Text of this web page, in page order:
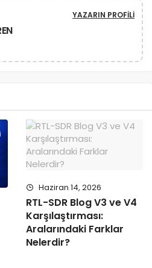
YAZARIN PROFILI
Haziran 14, 2026
RTL-SDR Blog V3 ve V4
Karşılaştırması:
Aralarındaki Farklar
Nelerdir?